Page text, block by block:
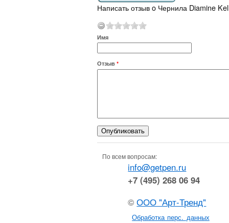
Написать отзыв o Чернила Diamine
Имя
Отзыв *
По всем вопросам:
info@getpen.ru
+7 (495) 268 06 94
©ООО "Арт-Тренд"
Обработка перс. данных